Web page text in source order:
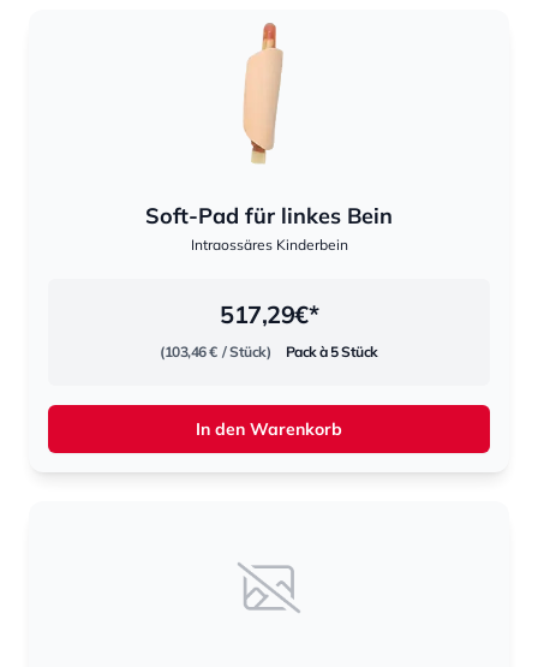
Soft-Pad für linkes Bein
Intraossäres Kinderbein
517,29€*
(103,46 € / Stück) Pack à 5 Stück
In den Warenkorb